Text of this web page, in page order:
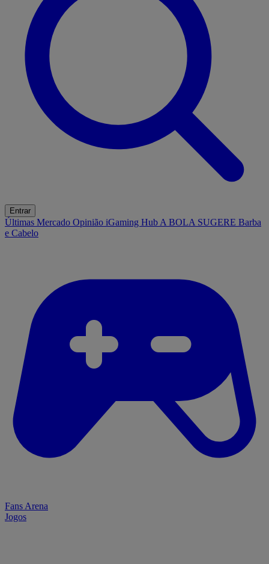
Entrar
Últimas Mercado Opinião iGaming Hub A BOLA SUGERE Barba
e Cabelo
Fans Arena
Jogos